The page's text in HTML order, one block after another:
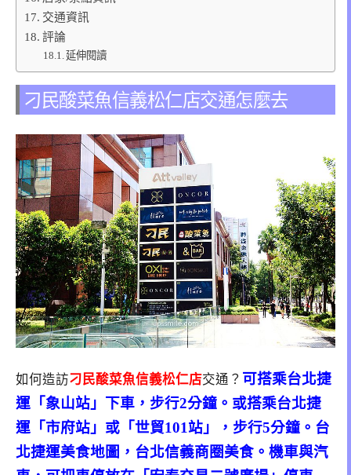
交通資訊
評論
延伸閱讀
刁民酸菜魚信義松仁店交通怎麼去
如何造訪刁民酸菜魚信義松仁店交通？ 可搭乘台北捷
運「象山站」下車，步行2分鐘。或搭乘台北捷
運「市府站」或「世貿101站」，步行5分鐘。台
北捷運美食地圖，台北信義商圈美食。機車與汽